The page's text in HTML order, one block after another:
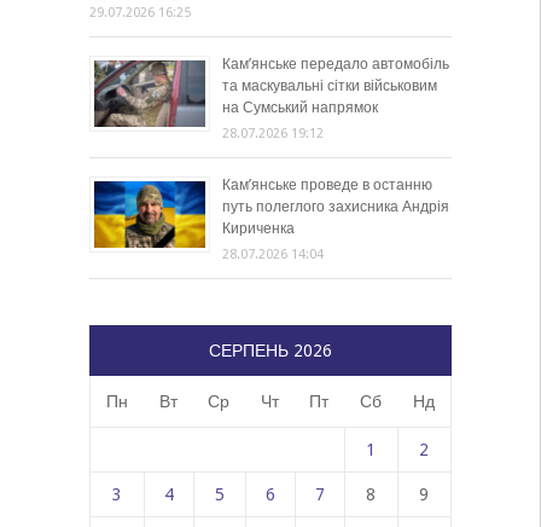
29.07.2026 16:25
Кам’янське передало автомобіль
та маскувальні сітки військовим
на Сумський напрямок
28.07.2026 19:12
Кам’янське проведе в останню
путь полеглого захисника Андрія
Кириченка
28.07.2026 14:04
СЕРПЕНЬ 2026
Пн Вт Ср Чт Пт Сб Нд
1 2
3 4 5 6 7 8 9